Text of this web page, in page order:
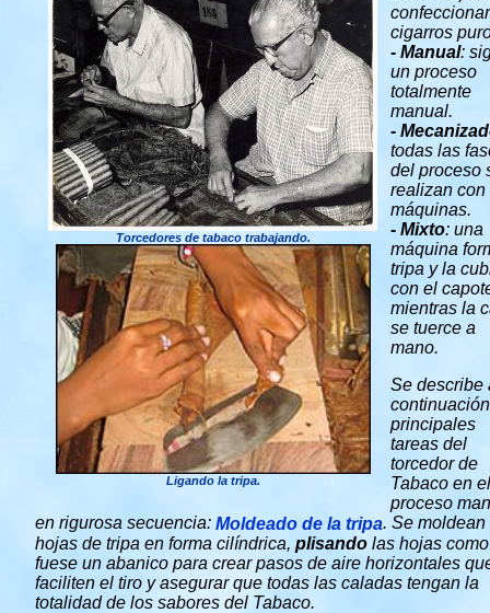
Torcedores de tabaco trabajando.
Ligando la tripa.
cigarros
- Manual:
un proceso
totalmente
manual.
-
todas las
del proceso
realizan con
máquinas.
- Mixto: una
máquina
tripa y la
con el
mientras la
se tuerce a
mano.
Se describe
principales
tareas del
torcedor de
Tabaco en el
proceso
en rigurosa secuencia: Moldeado de la tripa. Se moldean
hojas de tripa en forma cilíndrica, plisando las hojas
fuese un abanico para crear pasos de aire horizontales
faciliten el tiro y asegurar que todas las caladas tengan la
totalidad de los sabores del Tabaco.